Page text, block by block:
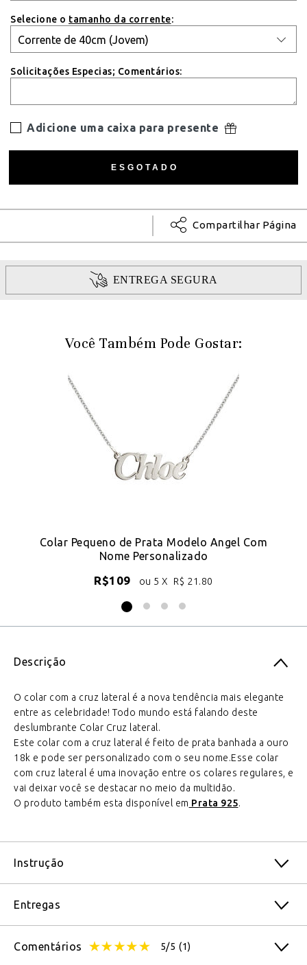
Selecione o tamanho da corrente:
Solicitações Especias; Comentários:
Adicione uma caixa para presente
Compartilhar Página
ENTREGA SEGURA
Você Também Pode Gostar:
Colar Pequeno de Prata Modelo Angel Com
Nome Personalizado
R$109 ou 5 X R$ 21.80
Descrição
O colar com a cruz lateral é a nova tendência mais elegante
entre as celebridade! Todo mundo está falando deste
deslumbrante Colar Cruz lateral.
Este colar com a cruz lateral é feito de prata banhada a ouro
18k e pode ser personalizado com o seu nome.Esse colar
com cruz lateral é uma inovação entre os colares regulares, e
vai deixar você se destacar no meio da multidão.
O produto também esta disponível em Prata 925.
Instrução
Entregas
Comentários 5/5 (1)